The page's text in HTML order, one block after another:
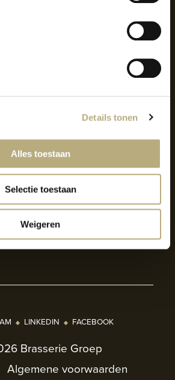
Details tonen
Alles toestaan
Selectie toestaan
Weigeren
NIEUWSBRIEF
hoogte van het laatste
nieuws.
NIEUWSBRIEF
LINKEDIN FACEBOOK
Brasserie Groep
Algemene voorwaarden